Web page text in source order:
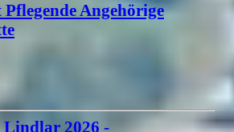
Angehörige
2026 -